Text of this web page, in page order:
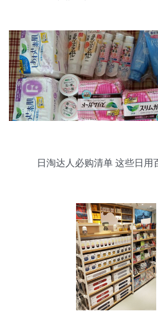
日淘达人必购清单 这些日用